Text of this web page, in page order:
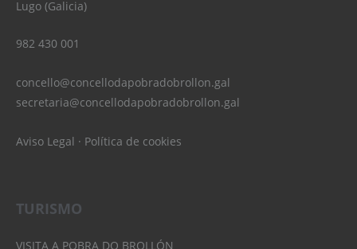
Lugo (Galicia)
982 430 001
concello@concellodapobradobrollon.gal
secretaria@concellodapobradobrollon.gal
Aviso Legal · Política de cookies
TURISMO
VISITA A POBRA DO BROLLÓN